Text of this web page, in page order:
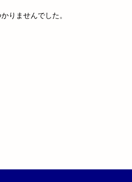
りませんでした。